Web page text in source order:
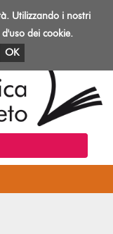
Toggle
E RISORSE
Utilizzando i nostri
dei cookie.
OK